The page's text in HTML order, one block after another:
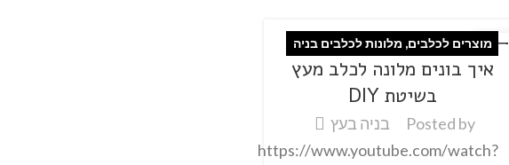
27
פבר
מוצרים לכלבים, מלונות לכלבים בניה
עצמית
איך בונים מלונה לכלב מעץ
בשיטת DIY
Posted by
בניה בעץ
https://www.youtube.com/watch?